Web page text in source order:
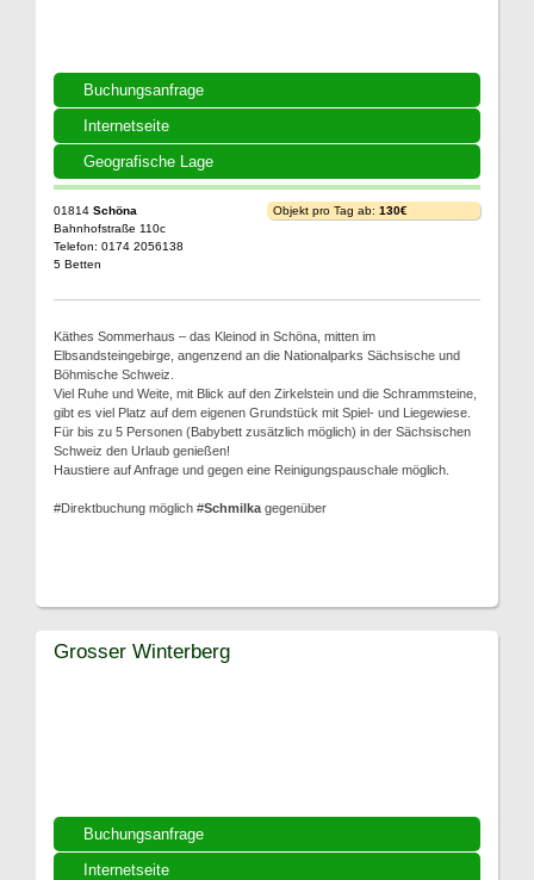
Buchungsanfrage
Internetseite
Geografische Lage
01814 Schöna
Bahnhofstraße 110c
Telefon: 0174 2056138
5 Betten
Objekt pro Tag ab: 130€
Käthes Sommerhaus – das Kleinod in Schöna, mitten im
Elbsandsteingebirge, angenzend an die Nationalparks Sächsische und
Böhmische Schweiz.
Viel Ruhe und Weite, mit Blick auf den Zirkelstein und die Schrammsteine,
gibt es viel Platz auf dem eigenen Grundstück mit Spiel- und Liegewiese.
Für bis zu 5 Personen (Babybett zusätzlich möglich) in der Sächsischen
Schweiz den Urlaub genießen!
Haustiere auf Anfrage und gegen eine Reinigungspauschale möglich.
#Direktbuchung möglich #Schmilka gegenüber
Buchungsanfrage
Internetseite
Grosser Winterberg